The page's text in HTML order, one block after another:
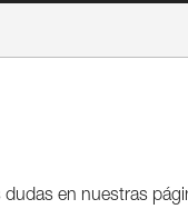
en nuestras